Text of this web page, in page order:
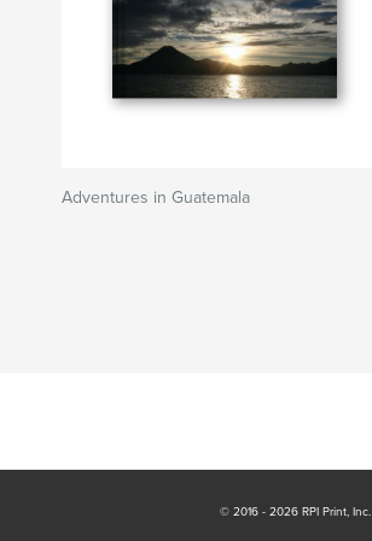
Adventures in Guatemala
© 2016 - 2026 RPI Print, Inc.